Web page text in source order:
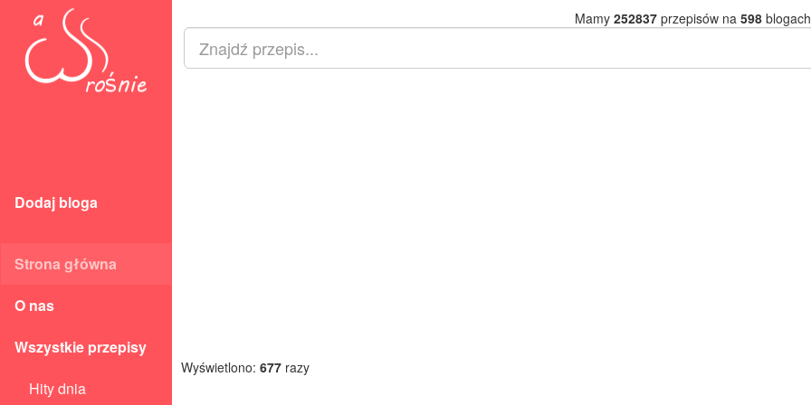
Dodaj bloga
Strona główna
O nas
Wszystkie przepisy
Hity dnia
Mamy 252837przepisów na 598
Wyświetlono: 677 razy